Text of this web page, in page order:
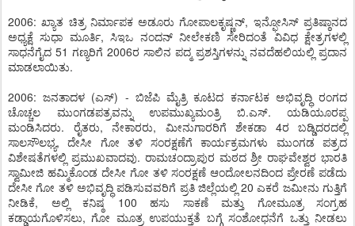
2006: ಖ್ಯಾತ ಚಿತ್ರ ನಿರ್ಮಾಪಕ ಅಡೂರು ಗೋಪಾಲಕೃಷ್ಣನ್, ಇನ್ಫೋಸಿಸ್ ಪ್ರತಿಷ್ಠಾನದ
ಅಧ್ಯಕ್ಷೆ ಸುಧಾ ಮೂರ್ತಿ, ಸಿಇಒ ನಂದನ್ ನೀಲೇಕಣಿ ಸೇರಿದಂತೆ ವಿವಿಧ ಕ್ಷೇತ್ರಗಳಲ್ಲಿ
ಸಾಧನೆಗೈದ 51 ಗಣ್ಯರಿಗೆ 2006ರ ಸಾಲಿನ ಪದ್ಮ ಪ್ರಶಸ್ತಿಗಳನ್ನು ನವದೆಹಲಿಯಲ್ಲಿ ಪ್ರದಾನ
ಮಾಡಲಾಯಿತು.
2006: ಜನತಾದಳ (ಎಸ್) - ಬಿಜೆಪಿ ಮೈತ್ರಿ ಕೂಟದ ಕರ್ನಾಟಕ ಅಭಿವೃದ್ಧಿ ರಂಗದ
ಚೊಚ್ಚಲ ಮುಂಗಡಪತ್ರವನ್ನು ಉಪಮುಖ್ಯಮಂತ್ರಿ ಬಿ.ಎಸ್. ಯಡಿಯೂರಪ್ಪ
ಮಂಡಿಸಿದರು. ರೈತರು, ನೇಕಾರರು, ಮೀನುಗಾರರಿಗೆ ಶೇಕಡಾ 4ರ ಬಡ್ಡಿದರದಲ್ಲಿ
ಸಾಲಸೌಲಭ್ಯ, ದೇಸೀ ಗೋ ತಳಿ ಸಂರಕ್ಷಣೆಗೆ ಕಾರ್ಯಕ್ರಮಗಳು ಮುಂಗಡ ಪತ್ರದ
ವಿಶೇಷತೆಗಳಲ್ಲಿ ಪ್ರಮುಖವಾದವು. ರಾಮಚಂದ್ರಾಪುರ ಮಠದ ಶ್ರೀ ರಾಘವೇಶ್ವರ ಭಾರತಿ
ಸ್ವಾಮೀಜಿ ಹಮ್ಮಿಕೊಂಡ ದೇಸೀ ಗೋ ತಳಿ ಸಂರಕ್ಷಣೆ ಆಂದೋಲನದಿಂದ ಪ್ರೇರಣೆ ಪಡೆದು
ದೇಸೀ ಗೋ ತಳಿ ಅಭಿವೃದ್ಧಿ ಪಡಿಸುವವರಿಗೆ ಪ್ರತಿ ಜಿಲ್ಲೆಯಲ್ಲಿ 20 ಎಕರೆ ಜಮೀನು ಗುತ್ತಿಗೆ
ನೀಡಿಕೆ, ಅಲ್ಲಿ ಕನಿಷ್ಠ 100 ಹಸು ಸಾಕಣೆ ಮತ್ತು ಗೋಮೂತ್ರ ಸಂಗ್ರಹ
ಕಡ್ಡಾಯಗೊಳಿಸಲು, ಗೋ ಮೂತ್ರ ಉಪಯುಕ್ತತೆ ಬಗ್ಗೆ ಸಂಶೋಧನೆಗೆ ಒತ್ತು ನೀಡಲು